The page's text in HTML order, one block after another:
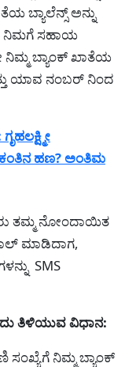
ಬ್ಯಾಲೆನ್ಸ್ ಅನ್ನು
ನಿಮಗೆ ಸಹಾಯ
ನಿಮ್ಮ ಬ್ಯಾಂಕ್ ಖಾತೆಯ
ಯಾವ ನಂಬರ್ ನಿಂದ
ಹಣ? ಅಂತಿಮ
ತಮ್ಮ ನೋಂದಾಯಿತ
ಮಾಡಿದಾಗ,
SMS
ತಿಳಿಯುವ ವಿಧಾನ:
ನಿಮ್ಮ ಬ್ಯಾಂಕ್